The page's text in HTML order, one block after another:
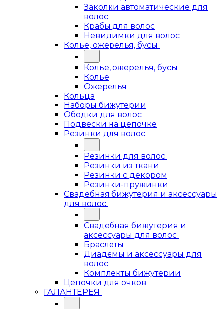
Заколки автоматические для
волос
Крабы для волос
Невидимки для волос
Колье, ожерелья, бусы
Колье, ожерелья, бусы
Колье
Ожерелья
Кольца
Наборы бижутерии
Ободки для волос
Подвески на цепочке
Резинки для волос
Резинки для волос
Резинки из ткани
Резинки с декором
Резинки-пружинки
Свадебная бижутерия и аксессуары
для волос
Свадебная бижутерия и
аксессуары для волос
Браслеты
Диадемы и аксессуары для
волос
Комплекты бижутерии
Цепочки для очков
ГАЛАНТЕРЕЯ